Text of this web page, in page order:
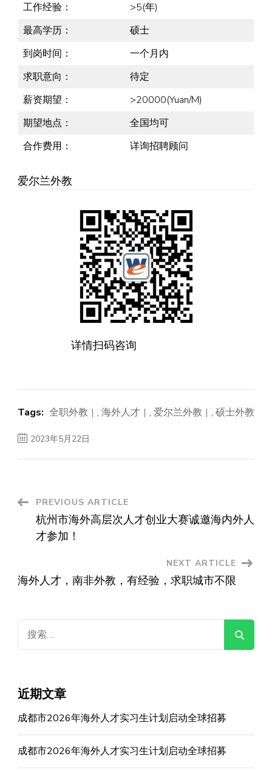
工作经验：
>5(年)
最高学历：
硕士
到岗时间：
一个月内
求职意向：
待定
薪资期望：
>20000(Yuan/M)
期望地点：
全国均可
合作费用：
详询招聘顾问
爱尔兰外教
详情扫码咨询
Tags: 全职外教 , 海外人才 , 爱尔兰外教 , 硕士外教
2023年5月22日
Post
Navigation
PREVIOUS ARTICLE
杭州市海外高层次人才创业大赛诚邀海内外人
才参加！
NEXT ARTICLE
海外人才，南非外教，有经验，求职城市不限
索：
近期文章
成都市2026年海外人才实习生计划启动全球招募
成都市2026年海外人才实习生计划启动全球招募